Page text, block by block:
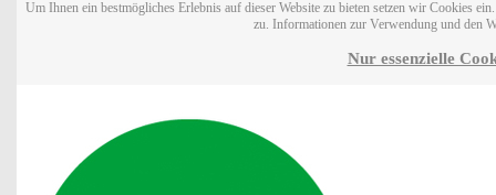
Um Ihnen ein bestmögliches Erlebnis auf dieser Website zu bieten setzen wir Cookies
zu. Informationen zur Verwendung und den
Nur essenzielle